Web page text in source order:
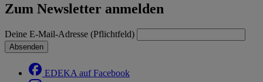
Zum Newsletter anmelden
Deine E-Mail-Adresse (Pflichtfeld)
Absenden
EDEKA auf Facebook